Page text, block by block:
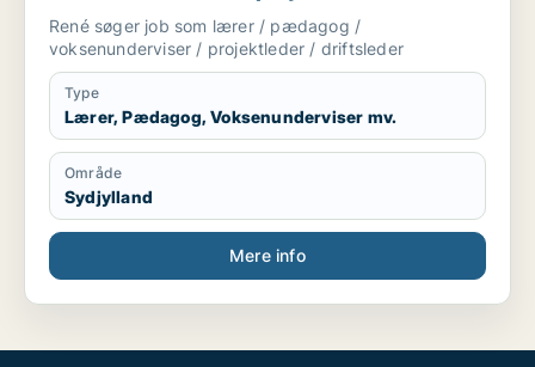
driftsleder
René søger job som lærer / pædagog /
voksenunderviser / projektleder / driftsleder
Type
Lærer, Pædagog, Voksenunderviser mv.
Område
Sydjylland
Mere info